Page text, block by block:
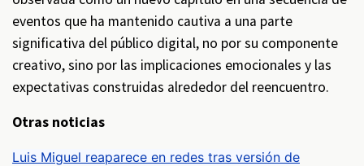
eventos que ha mantenido cautiva a una parte
significativa del público digital, no por su componente
creativo, sino por las implicaciones emocionales y las
expectativas construidas alrededor del reencuentro.
Otras noticias
Luis Miguel reaparece en redes tras versión de